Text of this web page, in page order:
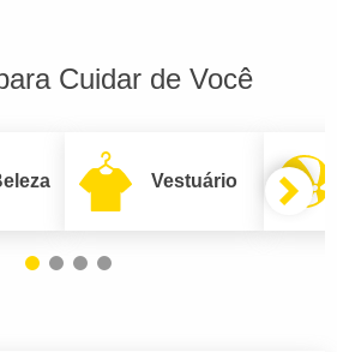
Cuidar de Você
Vestuário